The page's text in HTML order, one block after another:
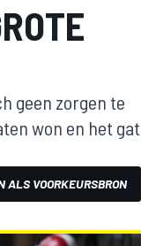
geen zorgen te
won en het gat
ALS VOORKEURSBRON